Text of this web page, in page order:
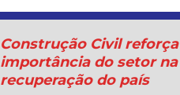
Construção Civil reforça
importância do setor na
recuperação do país